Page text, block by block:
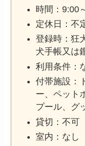
時間：9:00
定休日：不
登録時：狂
犬手帳又は
利用条件：
付帯施設：
ー、ペット
プール、グ
貸切：不可
室内：なし